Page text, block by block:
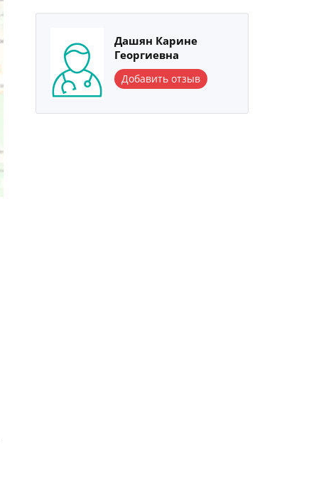
Дашян Карине
Георгиевна
Добавить отзыв